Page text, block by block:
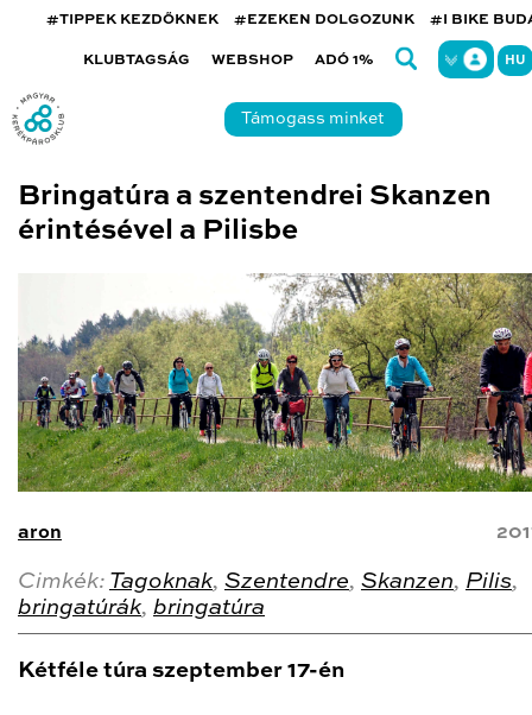
#TIPPEK KEZDŐKNEK #EZEKEN DOLGOZUNK #I BIKE
KLUBTAGSÁG WEBSHOP ADÓ 1% HU
Támogass minket
Bringatúra a szentendrei Skanzen
érintésével a Pilisbe
aron
Cimkék: Tagoknak, Szentendre, Skanzen, Pilis,
bringatúrák, bringatúra
Kétféle túra szeptember 17-én